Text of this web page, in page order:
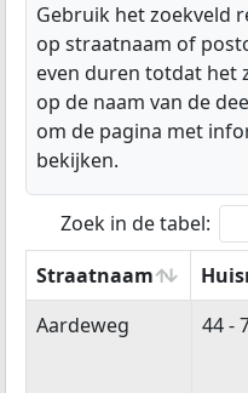
Gebruik het zoekveld
op straatnaam of
even duren totdat het
op de naam van de
om de pagina met
bekijken.
Zoek in de tabel:
Straatnaam
Straatnaam
Aardeweg 44 -